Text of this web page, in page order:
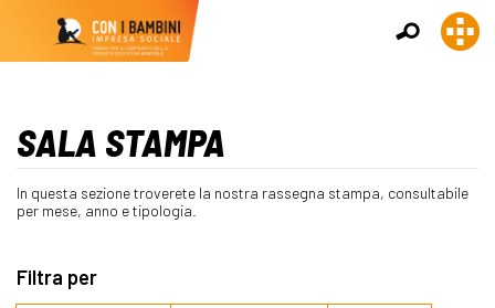
SALA STAMPA
In questa sezione troverete la nostra rassegna stampa, consultabile
per mese, anno e tipologia.
Filtra per